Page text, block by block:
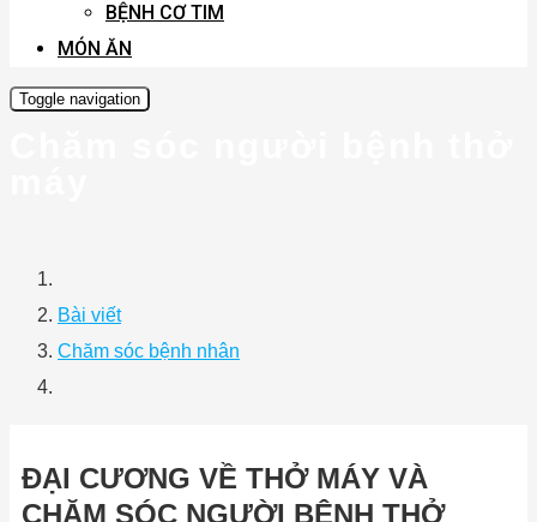
BỆNH CƠ TIM
MÓN ĂN
Toggle navigation
Bài viết
Chăm sóc bệnh nhân
ĐẠI CƯƠNG VỀ THỞ MÁY VÀ
CHĂM SÓC NGƯỜI BÊNH THỞ